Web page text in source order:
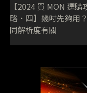
【2024 買 MON 選購
略．四】幾吋先夠用
同解析度有關